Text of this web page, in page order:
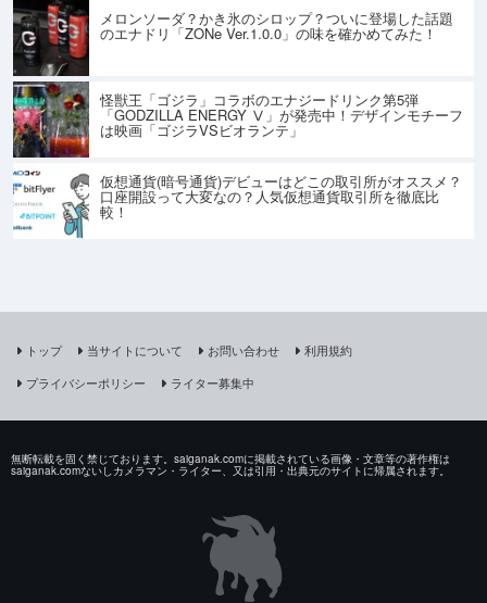
メロンソーダ？かき氷のシロップ？ついに登場した話題
のエナドリ「ZONe Ver.1.0.0」の味を確かめてみた！
怪獣王「ゴジラ」コラボのエナジードリンク第5弾
「GODZILLA ENERGY Ⅴ」が発売中！デザインモチーフ
は映画「ゴジラVSビオランテ」
仮想通貨(暗号通貨)デビューはどこの取引所がオススメ？
口座開設って大変なの？人気仮想通貨取引所を徹底比
較！
トップ 当サイトについて お問い合わせ
利用規約
プライバシーポリシー
ライター募集中
無断転載を固く禁じております。saiganak.comに掲載されている画像・文章等の著作権は
saiganak.comないしカメラマン・ライター、又は引用・出典元のサイトに帰属されます。